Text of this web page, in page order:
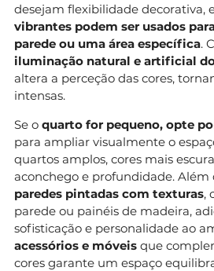
desejam flexibilidade decorativa,
vibrantes podem ser usados
parede ou uma área específica.
iluminação natural e artificial
altera a perceção das cores,
intensas.
Se o quarto for pequeno, opte
para ampliar visualmente o
quartos amplos, cores mais
aconchego e profundidade. Além
paredes pintadas com texturas,
parede ou painéis de madeira,
sofisticação e personalidade ao
acessórios e móveis que
cores garante um espaço